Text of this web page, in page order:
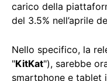
carico della
del 3.5% nell’aprile
Nello specifico, la
"KitKat"), sarebbe
smartphone e tablet